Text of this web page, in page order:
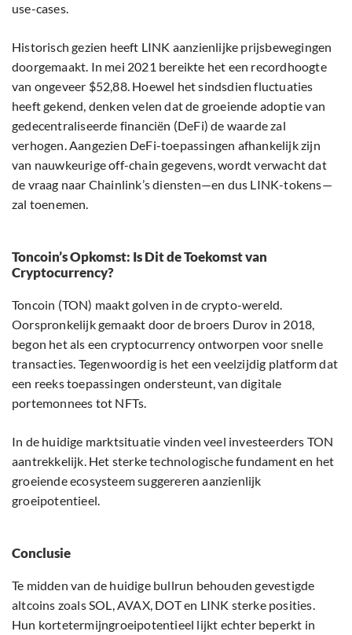
use-cases.
Historisch gezien heeft LINK aanzienlijke prijsbewegingen
doorgemaakt. In mei 2021 bereikte het een recordhoogte
van ongeveer $52,88. Hoewel het sindsdien fluctuaties
heeft gekend, denken velen dat de groeiende adoptie van
gedecentraliseerde financiën (DeFi) de waarde zal
verhogen. Aangezien DeFi-toepassingen afhankelijk zijn
van nauwkeurige off-chain gegevens, wordt verwacht dat
de vraag naar Chainlink’s diensten—en dus LINK-tokens—
zal toenemen.
Toncoin’s Opkomst: Is Dit de Toekomst van
Cryptocurrency?
Toncoin (TON) maakt golven in de crypto-wereld.
Oorspronkelijk gemaakt door de broers Durov in 2018,
begon het als een cryptocurrency ontworpen voor snelle
transacties. Tegenwoordig is het een veelzijdig platform dat
een reeks toepassingen ondersteunt, van digitale
portemonnees tot NFTs.
In de huidige marktsituatie vinden veel investeerders TON
aantrekkelijk. Het sterke technologische fundament en het
groeiende ecosysteem suggereren aanzienlijk
groeipotentieel.
Conclusie
Te midden van de huidige bullrun behouden gevestigde
altcoins zoals SOL, AVAX, DOT en LINK sterke posities.
Hun kortetermijngroeipotentieel lijkt echter beperkt in